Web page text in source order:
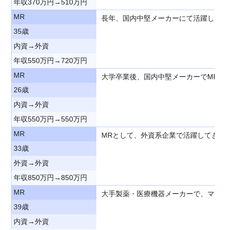
年収370万円→510万円
MR
長年、国内中堅メーカーにて活躍して
35歳
内資→外資
年収550万円→720万円
MR
大学卒業後、国内中堅メーカーでMR
26歳
内資→外資
年収550万円→550万円
MR
MRとして、外資系企業で活躍してき
33歳
外資→外資
年収850万円→850万円
MR
大手製薬・医療機器メーカーで、マ
39歳
内資→外資